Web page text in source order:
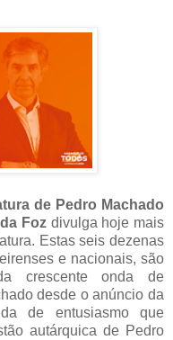
de Pedro Machado
Foz divulga hoje mais
Estas seis dezenas
e nacionais, são
crescente onda de
desde o anúncio da
de entusiasmo que
autárquica de Pedro